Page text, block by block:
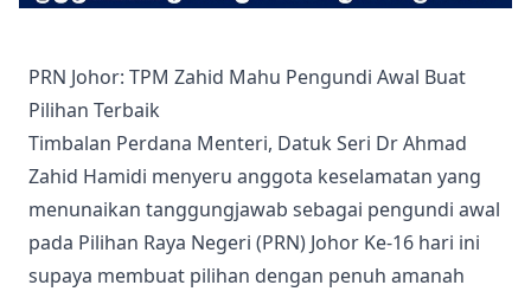
PRN Johor: TPM Zahid Mahu Pengundi Awal Buat
Pilihan Terbaik
Timbalan Perdana Menteri, Datuk Seri Dr Ahmad
Zahid Hamidi menyeru anggota keselamatan yang
menunaikan tanggungjawab sebagai pengundi awal
pada Pilihan Raya Negeri (PRN) Johor Ke-16 hari ini
supaya membuat pilihan dengan penuh amanah